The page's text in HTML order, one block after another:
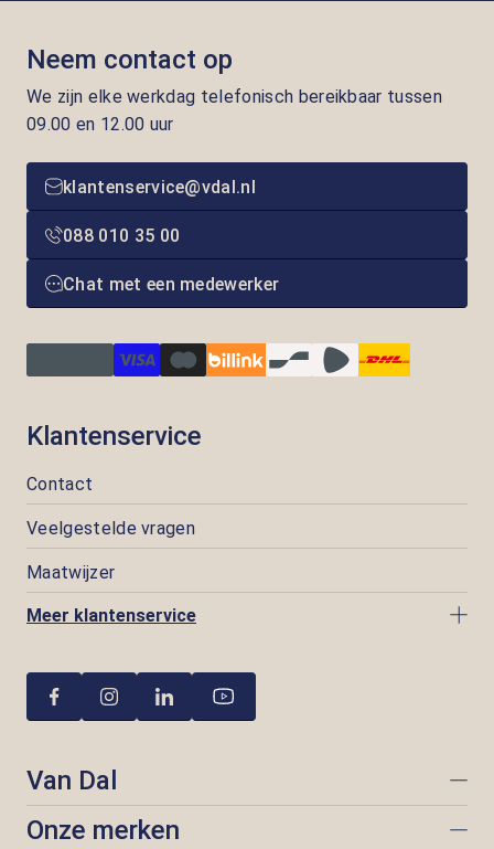
Neem contact op
We zijn elke werkdag telefonisch bereikbaar tussen
09.00 en 12.00 uur
klantenservice@vdal.nl
088 010 35 00
Chat met een medewerker
Klantenservice
Contact
Veelgestelde vragen
Maatwijzer
Meer klantenservice
Van Dal
Onze merken